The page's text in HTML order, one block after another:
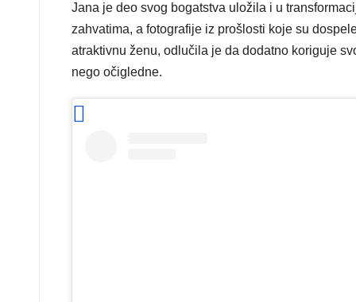
Jana je deo svog bogatstva uložila i u
zahvatima, a fotografije iz prošlosti koje su
atraktivnu ženu, odlučila je da dodatno koriguje
nego očigledne.